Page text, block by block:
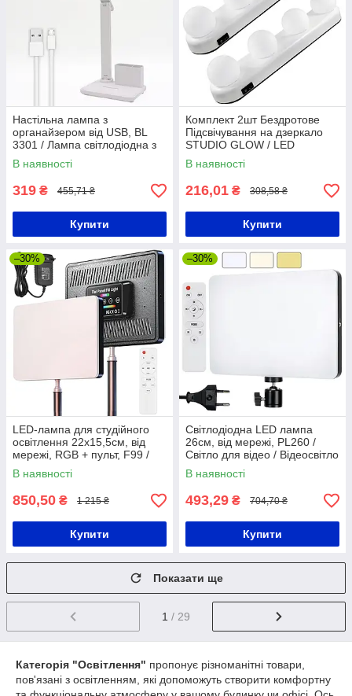
Настільна лампа з
органайзером від USB, BL
3301 / Лампа світлодіодна з
підставкою для телефону
В наявності
319 ₴ 455,71 ₴
Купити
Комплект 2шт Бездротове
Підсвічування на дзеркало
STUDIO GLOW / LED
Лампочки на присосках для
дзеркала
В наявності
216,01 ₴ 308,58 ₴
Купити
–30%
LED-лампа для студійного
освітлення 22х15,5см, від
мережі, RGB + пульт, F99 /
Прямокутна лампа для фото
та відео
В наявності
850,50 ₴ 1 215 ₴
Купити
–30%
Світлодіодна LED лампа
26см, від мережі, PL260 /
Світло для відео / Відеосвітло
/ Прямокутна лампа для
зйомок
В наявності
493,29 ₴ 704,70 ₴
Купити
Показати ще
1 / 29
Категорія "Освітлення" пропонує різноманітні товари,
пов'язані з освітленням, які допоможуть створити комфортну